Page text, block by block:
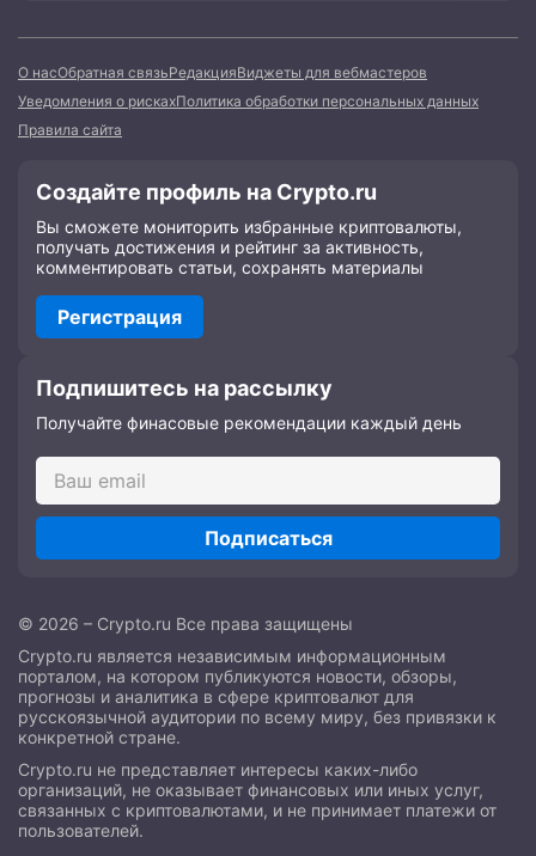
О насОбратная связьРедакцияВиджеты для вебмастеров
Уведомления о рискахПолитика обработки персональных данных
Правила сайта
Создайте профиль на Crypto.ru
Вы сможете мониторить избранные криптовалюты,
получать достижения и рейтинг за активность,
комментировать статьи, сохранять материалы
Регистрация
Подпишитесь на рассылку
Получайте финасовые рекомендации каждый день
Подписаться
© 2026 – Crypto.ru Все права защищены
Crypto.ru является независимым информационным
порталом, на котором публикуются новости, обзоры,
прогнозы и аналитика в сфере криптовалют для
русскоязычной аудитории по всему миру, без привязки к
конкретной стране.
Crypto.ru не представляет интересы каких-либо
организаций, не оказывает финансовых или иных услуг,
связанных с криптовалютами, и не принимает платежи от
пользователей.